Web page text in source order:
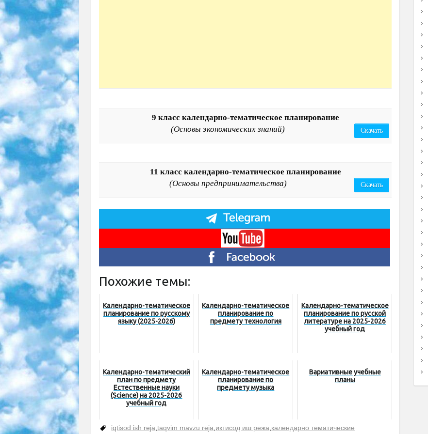
9 класс календарно-тематическое планирование
(Основы экономических знаний)
Скачать
11 класс календарно-тематическое планирование
(Основы предпринимательства)
Скачать
Похожие темы:
Календарно-тематическое
планирование по русскому
языку (2025-2026)
Календарно-тематическое
планирование по
предмету технология
Календарно-тематическое
планирование по русской
литературе на 2025-2026
учебный год
Календарнo-тематический
план по предмету
Естественные науки
(Sciеnсe) на 2025-2026
учебный год
Календарно-тематическое
планирование по
предмету музыка
Вариативные учебные
планы
iqtisod ish reja,taqvim mavzu reja,иктисод иш режа,календарно тематические